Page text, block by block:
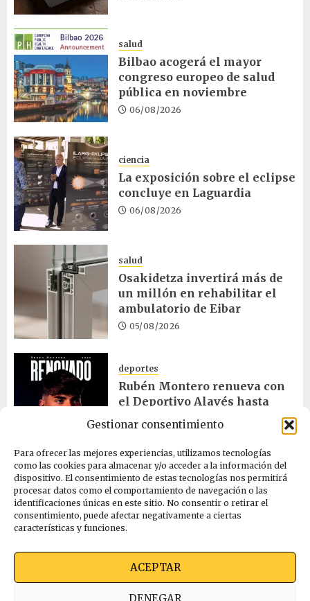
Gestionar consentimiento
Para ofrecer las mejores experiencias, utilizamos tecnologías
como las cookies para almacenar y/o acceder a la información del
dispositivo. El consentimiento de estas tecnologías nos permitirá
procesar datos como el comportamiento de navegación o las
identificaciones únicas en este sitio. No consentir o retirar el
consentimiento, puede afectar negativamente a ciertas
características y funciones.
ACEPTAR
DENEGAR
salud
Bilbao acogerá el mayor
congreso europeo de salud
pública en noviembre
06/08/2026
ciencia
La exposición sobre el eclipse
concluye en Laguardia
06/08/2026
salud
Osakidetza invertirá más de
un millón en rehabilitar el
ambulatorio de Eibar
05/08/2026
deportes
Rubén Montero renueva con
el Deportivo Alavés hasta
cultura
Melgosa, Barredo y Hurtado
asisten a la Bajada de Celedón
Ekimen Press